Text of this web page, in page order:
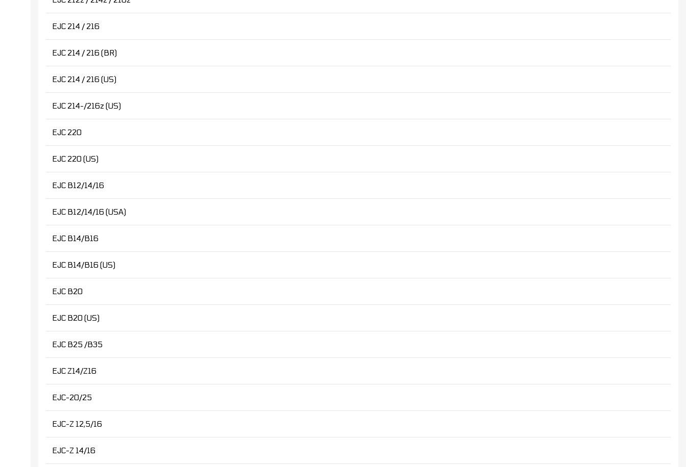
EJC 214 / 216
EJC 214 / 216 (BR)
EJC 214 / 216 (US)
EJC 214-/216z (US)
EJC 220
EJC 220 (US)
EJC B12/14/16
EJC B12/14/16 (USA)
EJC B14/B16
EJC B14/B16 (US)
EJC B20
EJC B20 (US)
EJC B25 /B35
EJC Z14/Z16
EJC-20/25
EJC-Z 12,5/16
EJC-Z 14/16